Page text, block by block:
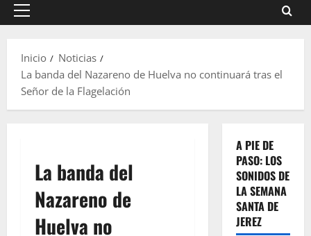
Menú
Inicio
Noticias
La banda del Nazareno de Huelva no continuará tras el
Señor de la Flagelación
La banda del
Nazareno de
Huelva no
A PIE DE
PASO: LOS
SONIDOS DE
LA SEMANA
SANTA DE
JEREZ